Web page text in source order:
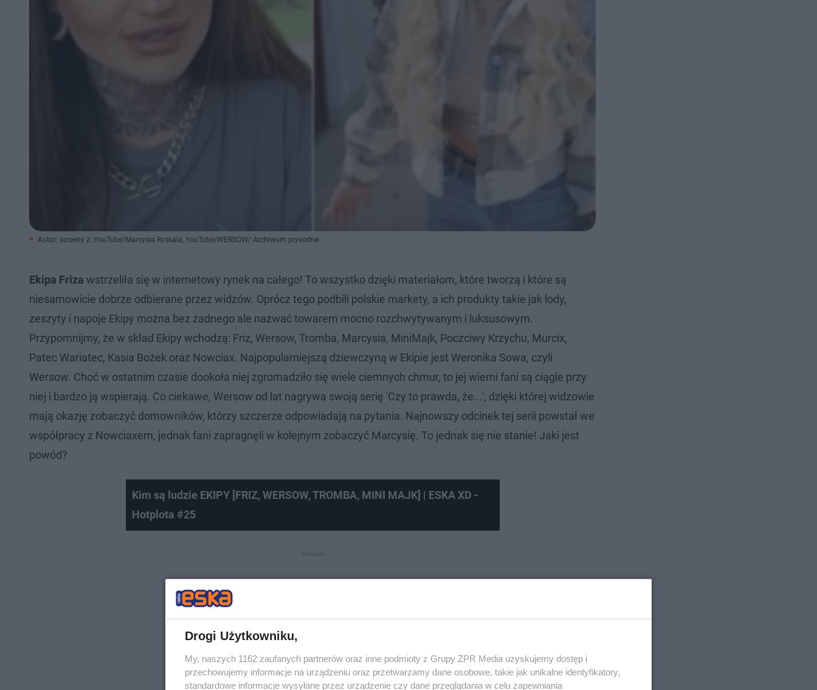
Autor: screeny z: YouTube/Marcysia Ryskala, YouTube/WERSOW/ Archiwum prywatne
Ekipa Friza wstrzeliła się w internetowy rynek na całego! To wszystko dzięki materiałom, które tworzą i które są
niesamowicie dobrze odbierane przez widzów. Oprócz tego podbili polskie markety, a ich produkty takie jak lody,
zeszyty i napoje Ekipy można bez żadnego ale nazwać towarem mocno rozchwytywanym i luksusowym.
Przypomnijmy, że w skład Ekipy wchodzą: Friz, Wersow, Tromba, Marcysia, MiniMajk, Poczciwy Krzychu, Murcix,
Patec Wariatec, Kasia Bożek oraz Nowciax. Najpopularniejszą dziewczyną w Ekipie jest Weronika Sowa, czyli
Wersow. Choć w ostatnim czasie dookoła niej zgromadziło się wiele ciemnych chmur, to jej wierni fani są ciągle przy
niej i bardzo ją wspierają. Co ciekawe, Wersow od lat nagrywa swoją serię 'Czy to prawda, że...', dzięki której widzowie
mają okazję zobaczyć domowników, którzy szczerze odpowiadają na pytania. Najnowszy odcinek tej serii powstał we
współpracy z Nowciaxem, jednak fani zapragnęli w kolejnym zobaczyć Marcysię. To jednak się nie stanie! Jaki jest
powód?
Kim są ludzie EKIPY [FRIZ, WERSOW, TROMBA, MINI MAJK] | ESKA XD -
Hotplota #25
Drogi Użytkowniku,
My, naszych 1162 zaufanych partnerów oraz inne podmioty z Grupy ZPR Media uzyskujemy dostęp i
przechowujemy informacje na urządzeniu oraz przetwarzamy dane osobowe, takie jak unikalne identyfikatory,
standardowe informacje wysyłane przez urządzenie czy dane przeglądania w celu zapewniania